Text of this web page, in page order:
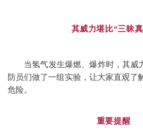
其威力堪比“三昧
当氢气发生爆燃、爆炸时，其威
防员们做了一组实验，让大家直观了
危险。
重要提醒